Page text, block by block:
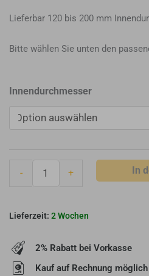
Lieferbar 120 bis 200 mm
Bitte wählen Sie unten den
Innendurchmesser
-
Muldenthaler
Rohr
mit
mm
Menge
+ In
2 Wochen
2% Rabatt bei Vorkasse
Kauf auf Rechnung möglich